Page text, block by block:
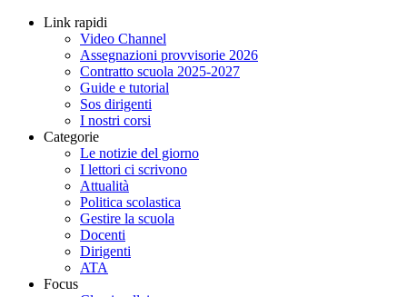
Link rapidi
Video Channel
Assegnazioni provvisorie 2026
Contratto scuola 2025-2027
Guide e tutorial
Sos dirigenti
I nostri corsi
Categorie
Le notizie del giorno
I lettori ci scrivono
Attualità
Politica scolastica
Gestire la scuola
Docenti
Dirigenti
ATA
Focus